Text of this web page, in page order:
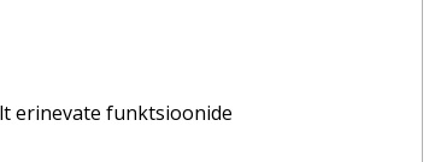
erinevate funktsioonide